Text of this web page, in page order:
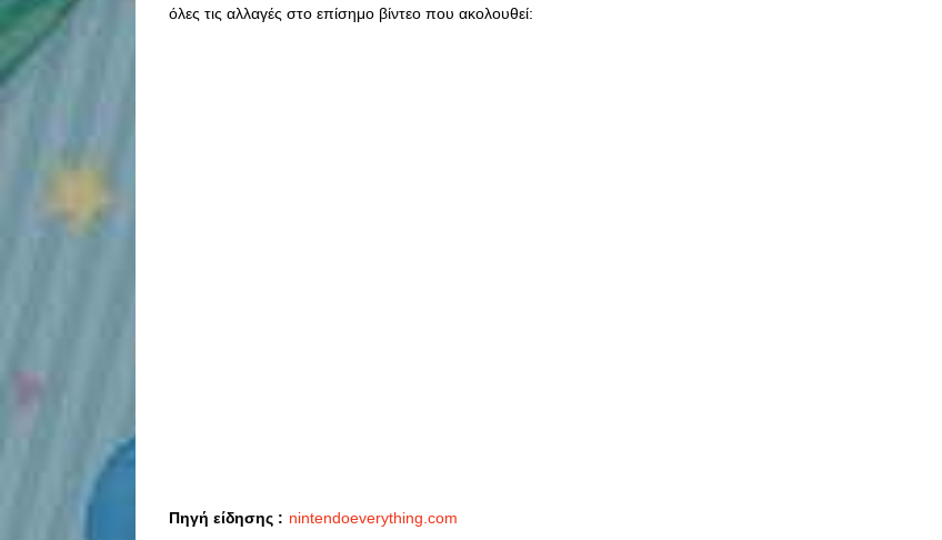
όλες τις αλλαγές στο επίσημο βίντεο που ακολουθεί:
Πηγή είδησης : nintendoeverything.com